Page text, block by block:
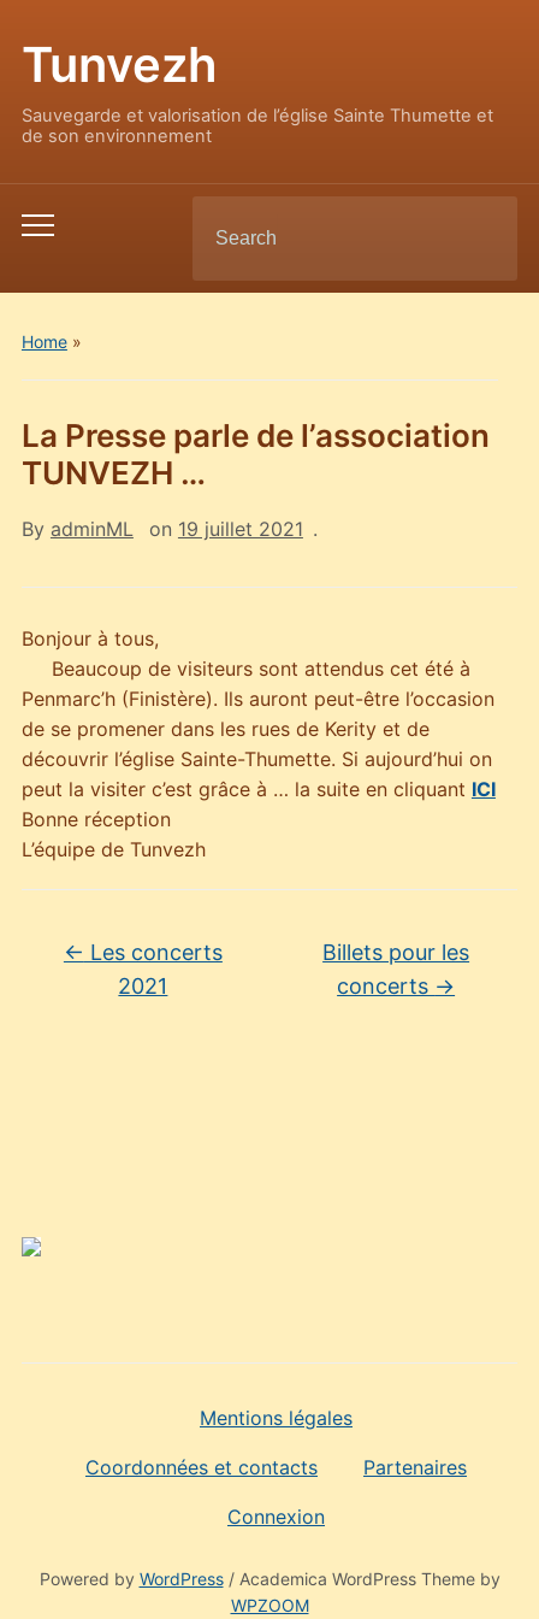
Tunvezh
Sauvegarde et valorisation de l’église Sainte Thumette et
de son environnement
Toggle
menu
for:
Home»
La Presse parle de l’association
TUNVEZH …
By adminML on 19 juillet 2021 .
Bonjour à tous,
Beaucoup de visiteurs sont attendus cet été à
Penmarc’h (Finistère). Ils auront peut-être l’occasion
de se promener dans les rues de Kerity et de
découvrir l’église Sainte-Thumette. Si aujourd’hui on
peut la visiter c’est grâce à … la suite en cliquant ICI
Bonne réception
L’équipe de Tunvezh
← Les concerts
2021
Billets pour les
concerts →
Mentions légales
Coordonnées et contacts Partenaires
Connexion
Powered by WordPress/ Academica WordPress Theme by
WPZOOM